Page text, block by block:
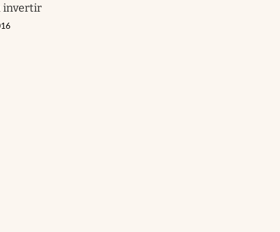
invertir